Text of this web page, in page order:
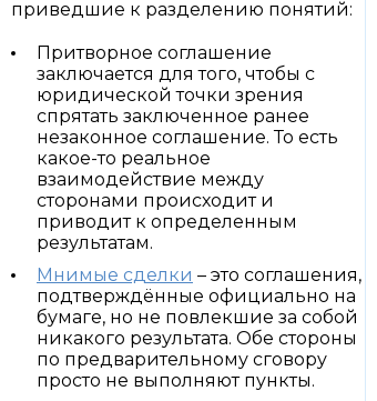
приведшие к разделению понятий:
Притворное соглашение
заключается для того, чтобы с
юридической точки зрения
спрятать заключенное ранее
незаконное соглашение. То есть
какое-то реальное
взаимодействие между
сторонами происходит и
приводит к определенным
результатам.
Мнимые сделки – это соглашения,
подтверждённые официально на
бумаге, но не повлекшие за собой
никакого результата. Обе стороны
по предварительному сговору
просто не выполняют пункты.